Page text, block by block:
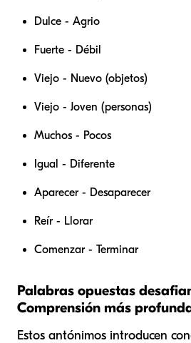
Dulce - Agrio
Fuerte - Débil
Viejo - Nuevo (objetos)
Viejo - Joven (personas)
Muchos - Pocos
Igual - Diferente
Aparecer - Desaparecer
Reír - Llorar
Comenzar - Terminar
Palabras opuestas
Comprensión más
Estos antónimos introducen